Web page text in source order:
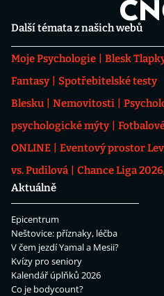
Další témata z našich webů
Moje Psychologie Blesk
Fantasy
Spotřebitelské testy
Blesku
Nemovitosti
psychologické mýty
ONLINE
Eventový prostor
vs. Pudilová
Chance Liga
Aktuálně
Epicentrum
Neštovice: příznaky, léčba
V čem jezdí Yamal a Mesii?
Kvízy pro seniory
Kalendář úplňků 2026
Co je bodycount?